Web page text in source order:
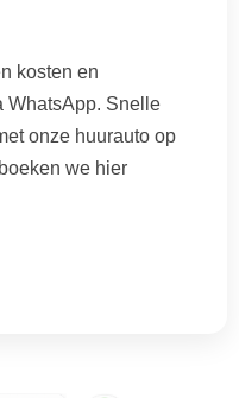
kosten en
WhatsApp. Snelle
onze huurauto op
we hier